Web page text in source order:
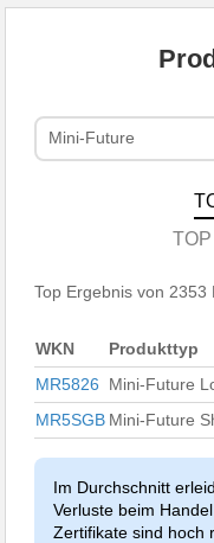
Mini-Future
Top Ergebnis von 2353
WKN Produkttyp
MR5826
Mini-Future
MR5SGB Mini-Future
Im Durchschnitt
Verluste beim
Zertifikate sind hoch